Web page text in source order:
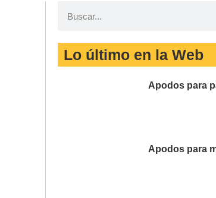
Lo último en la Web
Apodos para
Apodos para